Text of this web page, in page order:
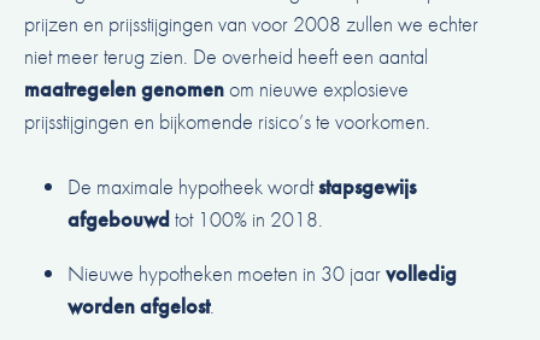
prijzen en prijsstijgingen van voor 2008 zullen we echter
niet meer terug zien. De overheid heeft een aantal
maatregelen genomenom nieuwe explosieve
prijsstijgingen en bijkomende risico’s te voorkomen.
De maximale hypotheekwordtstapsgewijs
afgebouwdtot 100% in 2018.
Nieuwe hypotheken moeten in 30 jaarvolledig
worden afgelost.